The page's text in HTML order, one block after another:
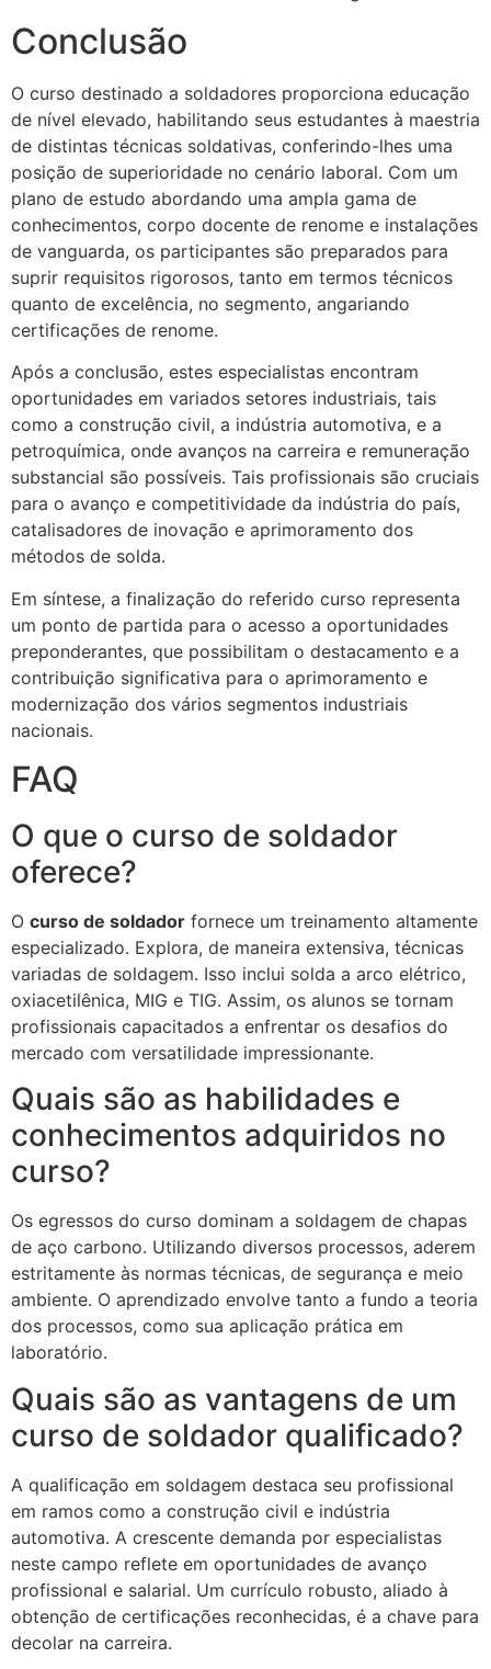
Conclusão
O curso destinado a soldadores proporciona educação
de nível elevado, habilitando seus estudantes à maestria
de distintas técnicas soldativas, conferindo-lhes uma
posição de superioridade no cenário laboral. Com um
plano de estudo abordando uma ampla gama de
conhecimentos, corpo docente de renome e instalações
de vanguarda, os participantes são preparados para
suprir requisitos rigorosos, tanto em termos técnicos
quanto de excelência, no segmento, angariando
certificações de renome.
Após a conclusão, estes especialistas encontram
oportunidades em variados setores industriais, tais
como a construção civil, a indústria automotiva, e a
petroquímica, onde avanços na carreira e remuneração
substancial são possíveis. Tais profissionais são cruciais
para o avanço e competitividade da indústria do país,
catalisadores de inovação e aprimoramento dos
métodos de solda.
Em síntese, a finalização do referido curso representa
um ponto de partida para o acesso a oportunidades
preponderantes, que possibilitam o destacamento e a
contribuição significativa para o aprimoramento e
modernização dos vários segmentos industriais
nacionais.
FAQ
O que o curso de soldador
oferece?
O curso de soldador fornece um treinamento altamente
especializado. Explora, de maneira extensiva, técnicas
variadas de soldagem. Isso inclui solda a arco elétrico,
oxiacetilênica, MIG e TIG. Assim, os alunos se tornam
profissionais capacitados a enfrentar os desafios do
mercado com versatilidade impressionante.
Quais são as habilidades e
conhecimentos adquiridos no
curso?
Os egressos do curso dominam a soldagem de chapas
de aço carbono. Utilizando diversos processos, aderem
estritamente às normas técnicas, de segurança e meio
ambiente. O aprendizado envolve tanto a fundo a teoria
dos processos, como sua aplicação prática em
laboratório.
Quais são as vantagens de um
curso de soldador qualificado?
A qualificação em soldagem destaca seu profissional
em ramos como a construção civil e indústria
automotiva. A crescente demanda por especialistas
neste campo reflete em oportunidades de avanço
profissional e salarial. Um currículo robusto, aliado à
obtenção de certificações reconhecidas, é a chave para
decolar na carreira.